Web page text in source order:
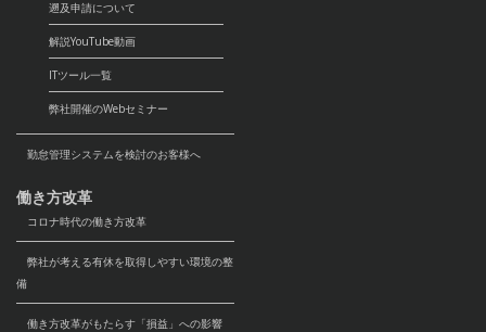
遡及申請について
解説YouTube動画
ITツール一覧
弊社開催のWebセミナー
勤怠管理システムを検討のお客様へ
働き方改革
コロナ時代の働き方改革
弊社が考える有休を取得しやすい環境の整
備
働き方改革がもたらす「損益」への影響